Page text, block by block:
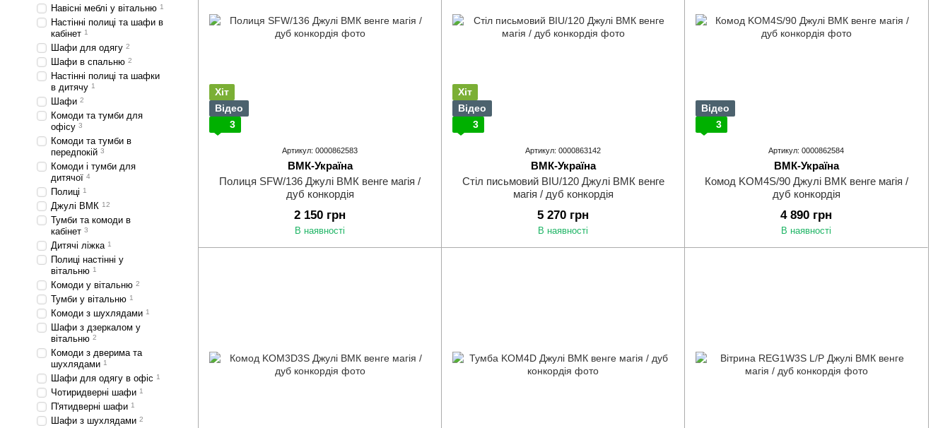
Хіт
Відео
3
Артикул: 0000862583
ВМК-Україна
Полиця SFW/136 Джулі ВМК венге магія /
дуб конкордія
2 150 грн
В наявності
Хіт
Відео
3
Артикул: 0000863142
ВМК-Україна
Стіл письмовий BIU/120 Джулі ВМК венге
магія / дуб конкордія
5 270 грн
В наявності
Відео
3
Артикул: 0000862584
ВМК-Україна
Комод KOM4S/90 Джулі ВМК венге магія /
дуб конкордія
4 890 грн
В наявності
Навісні меблі у вітальню 1
Настінні полиці та шафи в
кабінет 1
Шафи для одягу 2
Шафи в спальню 2
Настінні полиці та шафки
в дитячу 1
Шафи 2
Комоди та тумби для
офісу 3
Комоди та тумби в
передпокій 3
Комоди і тумби для
дитячої 4
Полиці 1
Джулі ВМК 12
Тумби та комоди в
кабінет 3
Дитячі ліжка 1
Полиці настінні у
вітальню 1
Комоди у вітальню 2
Тумби у вітальню 1
Комоди з шухлядами 1
Шафи з дзеркалом у
вітальню 2
Комоди з дверима та
шухлядами 1
Шафи для одягу в офіс 1
Чотиридверні шафи 1
П'ятидверні шафи 1
Шафи з шухлядами 2